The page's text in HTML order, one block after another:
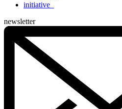
initiative
newsletter